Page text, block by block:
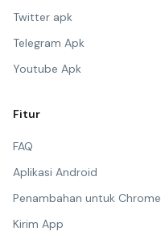
Twitter apk
Telegram Apk
Youtube Apk
Fitur
FAQ
Aplikasi Android
Penambahan untuk Chrome
Kirim App